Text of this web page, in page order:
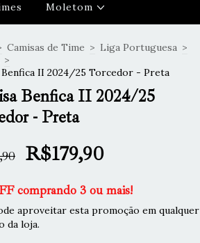
Moletom
Camisas de Time > Liga Portuguesa >
>
Benfica II 2024/25 Torcedor - Preta
Benfica II 2024/25
- Preta
R$179,90
comprando 3 ou mais!
aproveitar esta promoção em qualquer
da loja.